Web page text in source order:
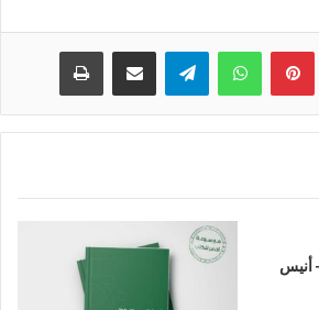
بينتيريستواتساب تيلقرام مشاركة عبر البريد طباعة
أنيس